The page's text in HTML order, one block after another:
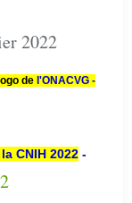
2022
de l'ONACVG -
CNIH 2022 -